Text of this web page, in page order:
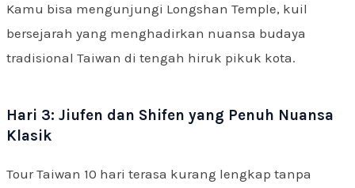
Kamu bisa mengunjungi Longshan Temple, kuil
bersejarah yang menghadirkan nuansa budaya
tradisional Taiwan di tengah hiruk pikuk kota.
Hari 3: Jiufen dan Shifen yang Penuh Nuansa
Klasik
Tour Taiwan 10 hari terasa kurang lengkap tanpa